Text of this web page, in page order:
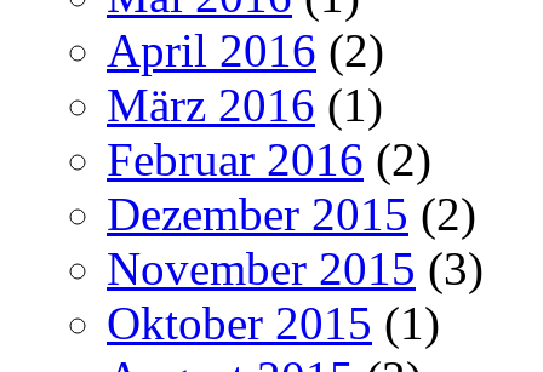
April 2016 (2)
März 2016 (1)
Februar 2016 (2)
Dezember 2015 (2)
November 2015 (3)
Oktober 2015 (1)